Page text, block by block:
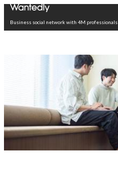
Business social network with 4M professionals